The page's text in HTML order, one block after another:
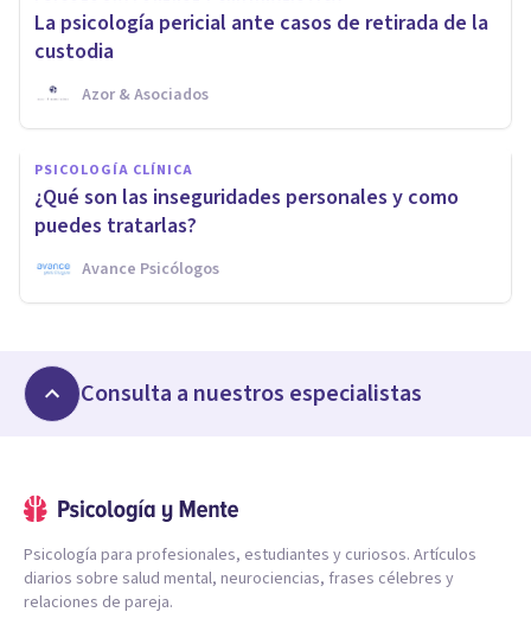
La psicología pericial ante casos de retirada de la
custodia
Azor & Asociados
PSICOLOGÍA CLÍNICA
¿Qué son las inseguridades personales y como
puedes tratarlas?
Avance Psicólogos
Consulta a nuestros especialistas
Psicología para profesionales, estudiantes y curiosos. Artículos
diarios sobre salud mental, neurociencias, frases célebres y
relaciones de pareja.